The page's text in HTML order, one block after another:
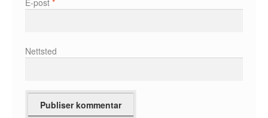
Håvard S. Johansen
Ida Neverdahl
Nettsted